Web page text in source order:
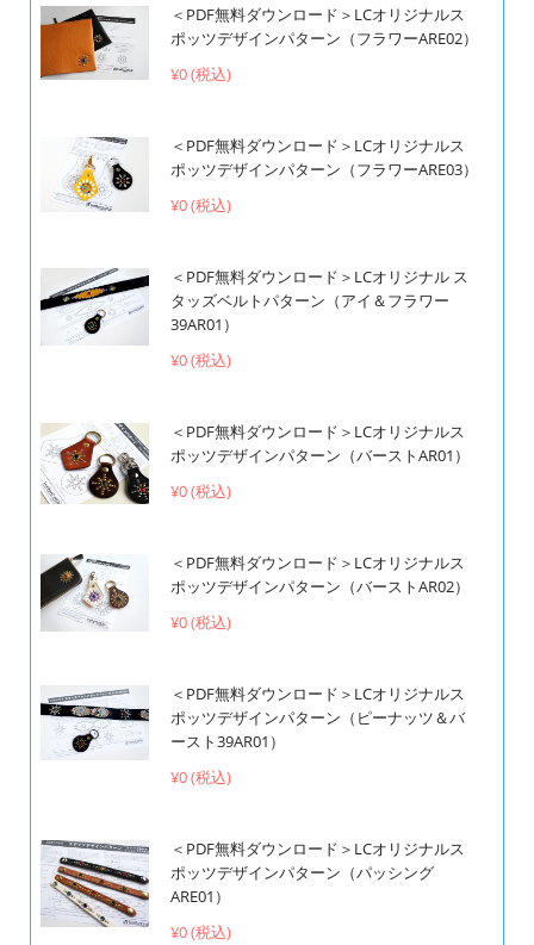
＜PDF無料ダウンロード＞LCオリジナルス
ポッツデザインパターン（フラワーARE02）
¥0 (税込)
＜PDF無料ダウンロード＞LCオリジナルス
ポッツデザインパターン（フラワーARE03）
¥0 (税込)
＜PDF無料ダウンロード＞LCオリジナル ス
タッズベルトパターン（アイ＆フラワー
39AR01）
¥0 (税込)
＜PDF無料ダウンロード＞LCオリジナルス
ポッツデザインパターン（バーストAR01）
¥0 (税込)
＜PDF無料ダウンロード＞LCオリジナルス
ポッツデザインパターン（バーストAR02）
¥0 (税込)
＜PDF無料ダウンロード＞LCオリジナルス
ポッツデザインパターン（ピーナッツ＆バ
ースト39AR01）
¥0 (税込)
＜PDF無料ダウンロード＞LCオリジナルス
ポッツデザインパターン（パッシング
ARE01）
¥0 (税込)